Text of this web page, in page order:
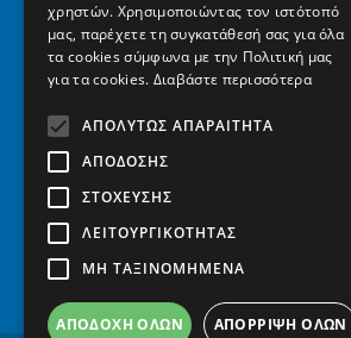
χρηστών. Χρησιμοποιώντας τον ιστότοπό
μας, παρέχετε τη συγκατάθεσή σας για όλα
τα cookies σύμφωνα με την Πολιτική μας
για τα cookies. Διαβάστε περισσότερα
ΑΠΟΛΎΤΩΣ ΑΠΑΡΑΊΤΗΤΑ
ΑΠΌΔΟΣΗΣ
ΣΤΌΧΕΥΣΗΣ
ΛΕΙΤΟΥΡΓΙΚΌΤΗΤΑΣ
ΜΗ ΤΑΞΙΝΟΜΗΜΈΝΑ
ΑΠΟΔΟΧΉ ΌΛΩΝ ΑΠΌΡΡΙΨΗ ΌΛΩΝ